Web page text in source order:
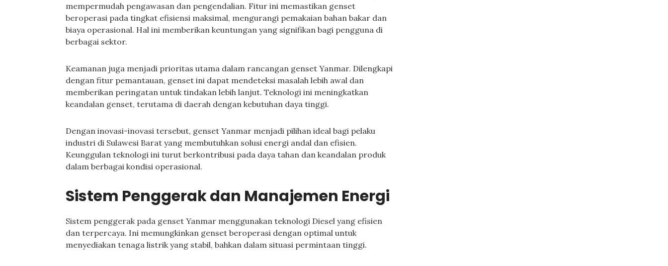
mempermudah pengawasan dan pengendalian. Fitur ini memastikan genset
beroperasi pada tingkat efisiensi maksimal, mengurangi pemakaian bahan bakar dan
biaya operasional. Hal ini memberikan keuntungan yang signifikan bagi pengguna di
berbagai sektor.
Keamanan juga menjadi prioritas utama dalam rancangan genset Yanmar. Dilengkapi
dengan fitur pemantauan, genset ini dapat mendeteksi masalah lebih awal dan
memberikan peringatan untuk tindakan lebih lanjut. Teknologi ini meningkatkan
keandalan genset, terutama di daerah dengan kebutuhan daya tinggi.
Dengan inovasi-inovasi tersebut, genset Yanmar menjadi pilihan ideal bagi pelaku
industri di Sulawesi Barat yang membutuhkan solusi energi andal dan efisien.
Keunggulan teknologi ini turut berkontribusi pada daya tahan dan keandalan produk
dalam berbagai kondisi operasional.
Sistem Penggerak dan Manajemen Energi
Sistem penggerak pada genset Yanmar menggunakan teknologi Diesel yang efisien
dan terpercaya. Ini memungkinkan genset beroperasi dengan optimal untuk
menyediakan tenaga listrik yang stabil, bahkan dalam situasi permintaan tinggi.